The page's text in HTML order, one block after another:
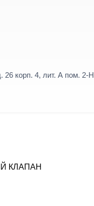
26 корп. 4, лит. А пом. 2-Н
КЛАПАН